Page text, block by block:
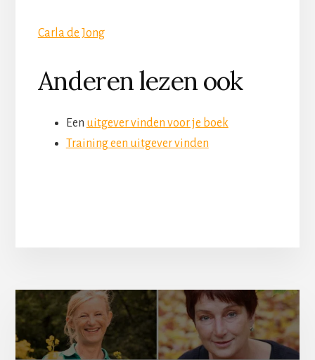
Carla de Jong
Anderen lezen ook
Een uitgever vinden voor je boek
Training een uitgever vinden